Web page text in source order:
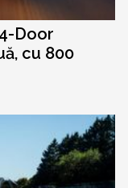
Door
cu 800